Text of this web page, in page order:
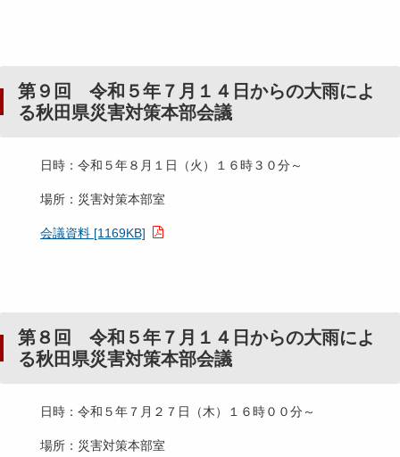
第９回 令和５年７月１４日からの大雨によ
る秋田県災害対策本部会議
日時：令和５年８月１日（火）１６時３０分～
場所：災害対策本部室
会議資料 [1169KB]
第８回 令和５年７月１４日からの大雨によ
る秋田県災害対策本部会議
日時：令和５年７月２７日（木）１６時００分～
場所：災害対策本部室